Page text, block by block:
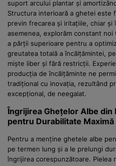
suport arcului plantar și
Structura interioară a ghetei este
previn frecarea și iritațiile, chiar
asemenea, explorăm constant
a părții superioare pentru a
greutatea totală a încălțămintei,
miște liber și fără restricții.
producția de încălțăminte ne
tradițional cu inovația, rezultând
excepțional, de neegalat.
Îngrijirea Ghețelor Albe din
pentru Durabilitate Maximă
Pentru a menține ghetele albe
pe termen lung și a le prelungi
îngrijirea corespunzătoare. Pielea